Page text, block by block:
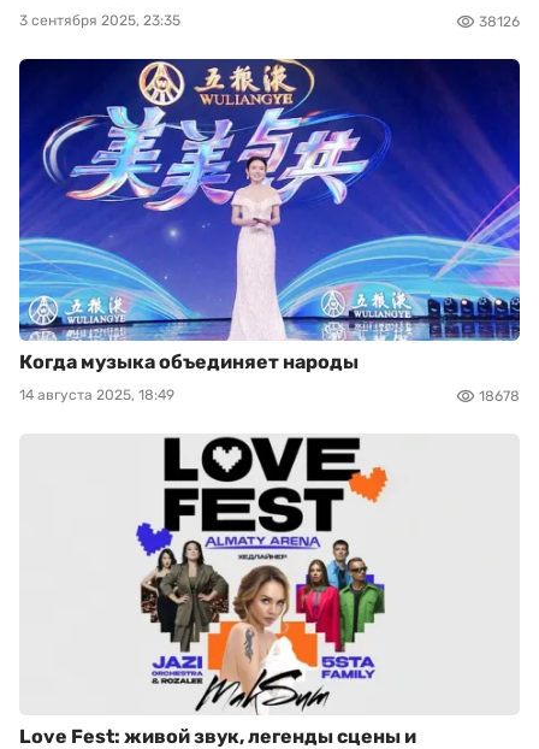
3 сентября 2025, 23:35 38126
Когда музыка объединяет народы
14 августа 2025, 18:49 18678
Love Fest: живой звук, легенды сцены и